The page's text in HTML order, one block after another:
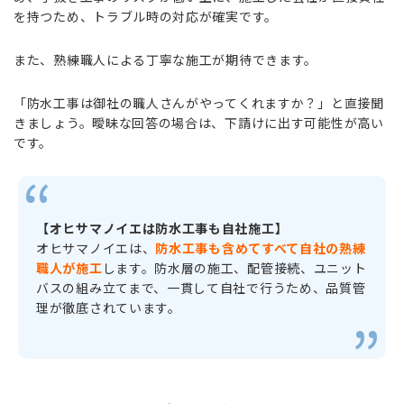
を持つため、トラブル時の対応が確実です。
また、熟練職人による丁寧な施工が期待できます。
「防水工事は御社の職人さんがやってくれますか？」と直接聞
きましょう。曖昧な回答の場合は、下請けに出す可能性が高い
です。
【オヒサマノイエは防水工事も自社施工】
オヒサマノイエは、 防水工事も含めてすべて自社の熟練
職人が施工 します。防水層の施工、配管接続、ユニット
バスの組み立てまで、一貫して自社で行うため、品質管
理が徹底されています。